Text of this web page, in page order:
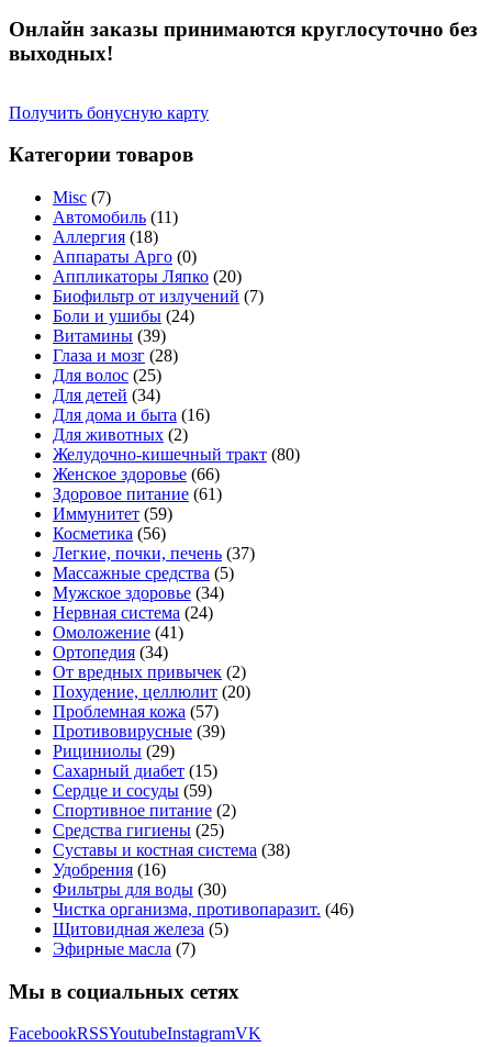
Онлайн заказы принимаются круглосуточно без
выходных!
Получить бонусную карту
Категории товаров
Misc (7)
Автомобиль (11)
Аллергия (18)
Аппараты Арго (0)
Аппликаторы Ляпко (20)
Биофильтр от излучений (7)
Боли и ушибы (24)
Витамины (39)
Глаза и мозг (28)
Для волос (25)
Для детей (34)
Для дома и быта (16)
Для животных (2)
Желудочно-кишечный тракт (80)
Женское здоровье (66)
Здоровое питание (61)
Иммунитет (59)
Косметика (56)
Легкие, почки, печень (37)
Массажные средства (5)
Мужское здоровье (34)
Нервная система (24)
Омоложение (41)
Ортопедия (34)
От вредных привычек (2)
Похудение, целлюлит (20)
Проблемная кожа (57)
Противовирусные (39)
Рициниолы (29)
Сахарный диабет (15)
Сердце и сосуды (59)
Спортивное питание (2)
Средства гигиены (25)
Суставы и костная система (38)
Удобрения (16)
Фильтры для воды (30)
Чистка организма, противопаразит. (46)
Щитовидная железа (5)
Эфирные масла (7)
Мы в социальных сетях
FacebookRSSYoutubeInstagramVK